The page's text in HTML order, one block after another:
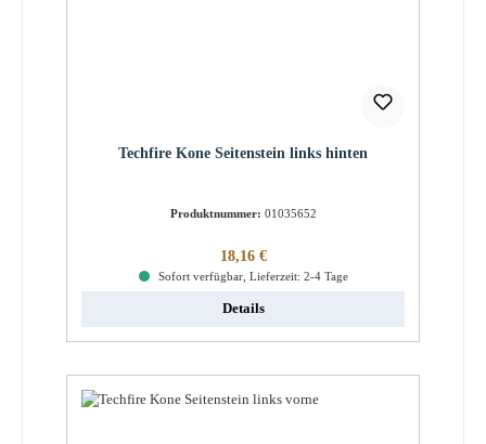
Techfire Kone Seitenstein links hinten
Produktnummer: 01035652
Regulärer Preis:
18,16 €
Sofort verfügbar, Lieferzeit: 2-4 Tage
Details